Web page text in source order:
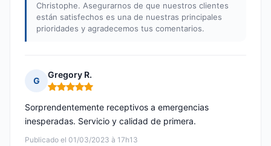
Christophe. Asegurarnos de que nuestros clientes
están satisfechos es una de nuestras principales
prioridades y agradecemos tus comentarios.
G
Gregory R.
Nota: 5 de 5
Publicado el 01/03/2023 à 17h13
Sorprendentemente receptivos a emergencias
inesperadas. Servicio y calidad de primera.